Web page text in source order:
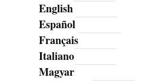
English
Español
Français
Italiano
Magyar